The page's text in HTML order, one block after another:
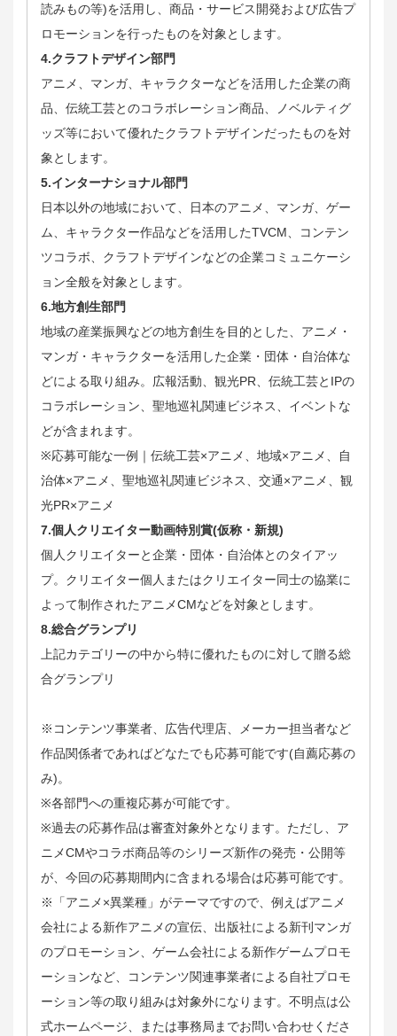
読みもの等)を活用し、商品・サービス開発および広告プ
ロモーションを行ったものを対象とします。
4.クラフトデザイン部門
アニメ、マンガ、キャラクターなどを活用した企業の商
品、伝統工芸とのコラボレーション商品、ノベルティグ
ッズ等において優れたクラフトデザインだったものを対
象とします。
5.インターナショナル部門
日本以外の地域において、日本のアニメ、マンガ、ゲー
ム、キャラクター作品などを活用したTVCM、コンテン
ツコラボ、クラフトデザインなどの企業コミュニケーシ
ョン全般を対象とします。
6.地方創生部門
地域の産業振興などの地方創生を目的とした、アニメ・
マンガ・キャラクターを活用した企業・団体・自治体な
どによる取り組み。広報活動、観光PR、伝統工芸とIPの
コラボレーション、聖地巡礼関連ビジネス、イベントな
どが含まれます。
※応募可能な一例｜伝統工芸×アニメ、地域×アニメ、自
治体×アニメ、聖地巡礼関連ビジネス、交通×アニメ、観
光PR×アニメ
7.個人クリエイター動画特別賞(仮称・新規)
個人クリエイターと企業・団体・自治体とのタイアッ
プ。クリエイター個人またはクリエイター同士の協業に
よって制作されたアニメCMなどを対象とします。
8.総合グランプリ
上記カテゴリーの中から特に優れたものに対して贈る総
合グランプリ
※コンテンツ事業者、広告代理店、メーカー担当者など
作品関係者であればどなたでも応募可能です(自薦応募の
み)。
※各部門への重複応募が可能です。
※過去の応募作品は審査対象外となります。ただし、ア
ニメCMやコラボ商品等のシリーズ新作の発売・公開等
が、今回の応募期間内に含まれる場合は応募可能です。
※「アニメ×異業種」がテーマですので、例えばアニメ
会社による新作アニメの宣伝、出版社による新刊マンガ
のプロモーション、ゲーム会社による新作ゲームプロモ
ーションなど、コンテンツ関連事業者による自社プロモ
ーション等の取り組みは対象外になります。不明点は公
式ホームページ、または事務局までお問い合わせくださ